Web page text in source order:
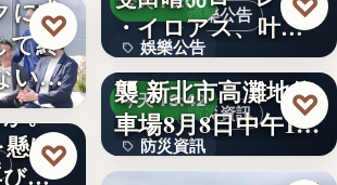
に求
て終
い。
♡
。
け
！
♡
娛樂公告
娛樂公告
30
・イロアス、叶ワ
ンマンラ…
防災資訊
今天 13:42
防災資訊
因應白海豚颱風來
襲 新北市高灘地停
車場8月8日中午12
時…
♡